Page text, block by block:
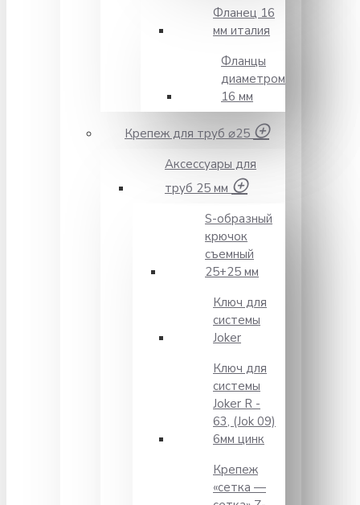
Фланец 16
мм италия
Фланцы
диаметром
16 мм
Крепеж для труб ⌀25
Аксессуары для
труб 25 мм
S-образный
крючок
съемный
25+25 мм
Ключ для
системы
Joker
Ключ для
системы
Joker R -
63, (Jok 09)
6мм цинк
Крепеж
«сетка —